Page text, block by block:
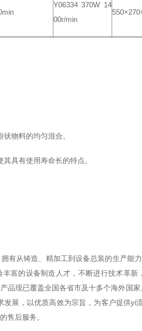
Y06334 370W 14
00r/min
物料的均匀混合。
具有使用寿命长的特点。
有从铸造、精加工到设备总装的生产能
富的设备制造人才，不断进行技术革新
品现已覆盖全国各省市及十多个海外国
展，以优质高效为宗旨，为客户提供yi
售后服务。